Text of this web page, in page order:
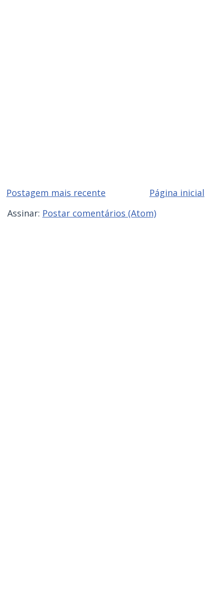
Postagem mais recente
Página inicial
Assinar: Postar comentários (Atom)